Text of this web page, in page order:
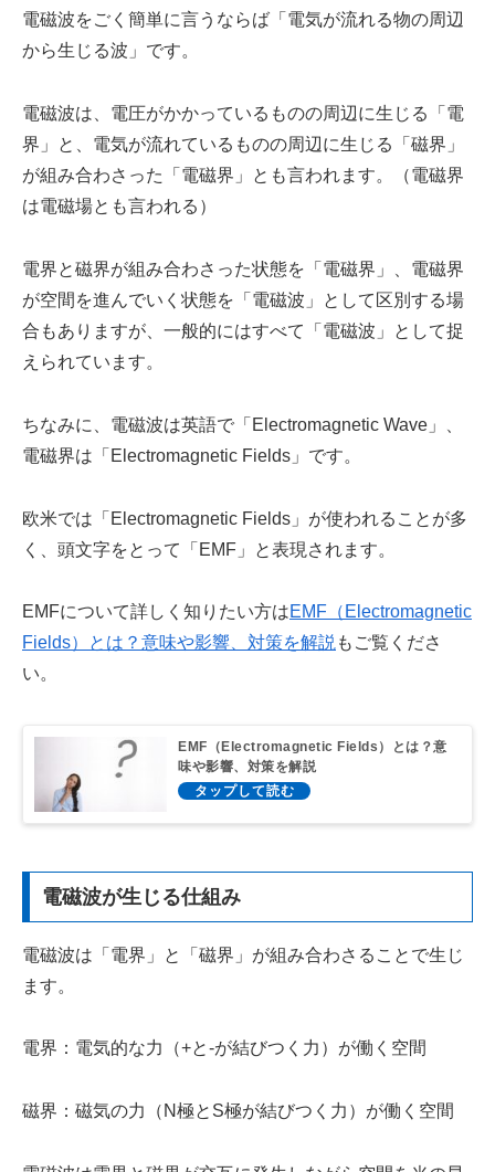
電磁波をごく簡単に言うならば「電気が流れる物の周辺
から生じる波」です。
電磁波は、電圧がかかっているものの周辺に生じる「電
界」と、電気が流れているものの周辺に生じる「磁界」
が組み合わさった「電磁界」とも言われます。（電磁界
は電磁場とも言われる）
電界と磁界が組み合わさった状態を「電磁界」、電磁界
が空間を進んでいく状態を「電磁波」として区別する場
合もありますが、一般的にはすべて「電磁波」として捉
えられています。
ちなみに、電磁波は英語で「Electromagnetic Wave」、
電磁界は「Electromagnetic Fields」です。
欧米では「Electromagnetic Fields」が使われることが多
く、頭文字をとって「EMF」と表現されます。
EMFについて詳しく知りたい方はEMF（Electromagnetic
Fields）とは？意味や影響、対策を解説 もご覧くださ
い。
EMF（Electromagnetic Fields）とは？意
味や影響、対策を解説
電磁波が生じる仕組み
電磁波は「電界」と「磁界」が組み合わさることで生じ
ます。
電界：電気的な力（+と-が結びつく力）が働く空間
磁界：磁気の力（N極とS極が結びつく力）が働く空間